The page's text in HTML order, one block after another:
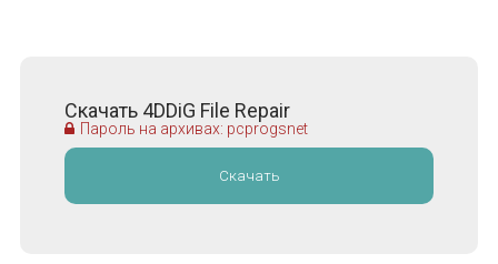
Скачать 4DDiG File Repair
Пароль на архивах: pcprogsnet
Скачать